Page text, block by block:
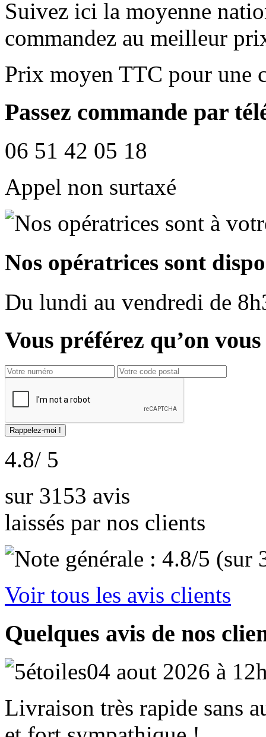
Suivez ici la moyenne
commandez au meilleur
Prix moyen TTC pour une
Passez commande par
06 51 42 05 18
Appel non surtaxé
Nos opératrices sont
Du lundi au vendredi de
Vous préférez qu’on
4.8/ 5
sur 3153 avis
laissés par nos clients
Voir tous les avis clients
Quelques avis de nos
04 aout 2026 à
Livraison très rapide sans